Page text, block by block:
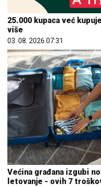
25.000 kupaca već
više
03. 08. 2026 07:31
Većina građana izgubi
letovanje - ovih 7